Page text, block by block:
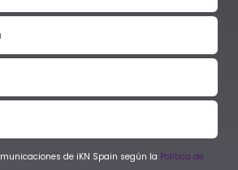
de iKN Spain según la Política de